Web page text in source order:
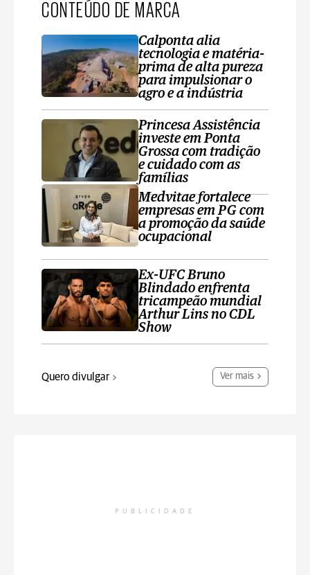
CONTEÚDO DE MARCA
Calponta alia
tecnologia e matéria-
prima de alta pureza
para impulsionar o
agro e a indústria
Princesa Assistência
investe em Ponta
Grossa com tradição
e cuidado com as
famílias
Medvitae fortalece
empresas em PG com
a promoção da saúde
ocupacional
Ex-UFC Bruno
Blindado enfrenta
tricampeão mundial
Arthur Lins no CDL
Show
Quero divulgar Ver mais
PUBLICIDADE